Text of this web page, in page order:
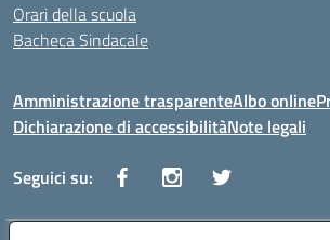
Orari della scuola
Bacheca Sindacale
Amministrazione trasparenteAlbo online
Dichiarazione di accessibilitàNote legali
Seguici su: